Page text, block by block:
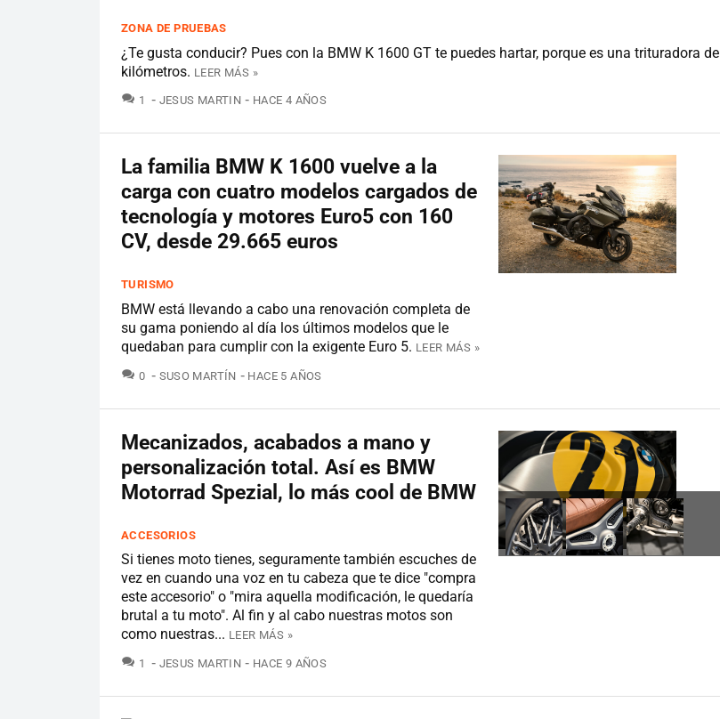
ZONA DE PRUEBAS
¿Te gusta conducir? Pues con la BMW K 1600 GT te puedes hartar, porque es una trituradora de
kilómetros. LEER MÁS »
1 COMENTARIOS
JESUS MARTIN HACE 4 AÑOS
La familia BMW K 1600 vuelve a la
carga con cuatro modelos cargados de
tecnología y motores Euro5 con 160
CV, desde 29.665 euros
TURISMO
BMW está llevando a cabo una renovación completa de
su gama poniendo al día los últimos modelos que le
quedaban para cumplir con la exigente Euro 5. LEER MÁS »
0 COMENTARIOS
SUSO MARTÍN HACE 5 AÑOS
Mecanizados, acabados a mano y
personalización total. Así es BMW
Motorrad Spezial, lo más cool de BMW
ACCESORIOS
Si tienes moto tienes, seguramente también escuches de
vez en cuando una voz en tu cabeza que te dice "compra
este accesorio" o "mira aquella modificación, le quedaría
brutal a tu moto". Al fin y al cabo nuestras motos son
como nuestras... LEER MÁS »
1 COMENTARIOS
JESUS MARTIN HACE 9 AÑOS